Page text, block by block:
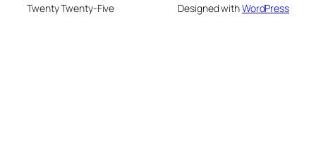
Twenty Twenty-Five Designed withWordPress